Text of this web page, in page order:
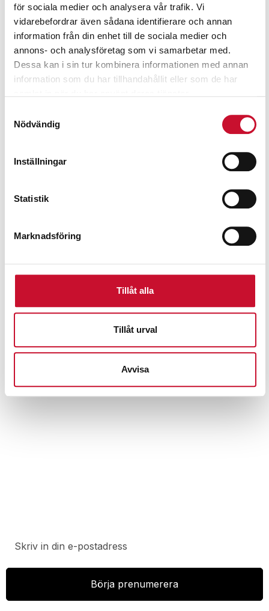
för sociala medier och analysera vår trafik. Vi
vidarebefordrar även sådana identifierare och annan
information från din enhet till de sociala medier och
annons- och analysföretag som vi samarbetar med.
Dessa kan i sin tur kombinera informationen med annan
information som du har tillhandahållit eller som de har
Nödvändig
Inställningar
Statistik
Marknadsföring
Tillåt alla
Tillåt urval
Avvisa
Relaterade produkter
Fatkran 2 tum i mässing